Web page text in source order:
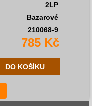
2LP
Bazarové
210068-9
785 Kč
DO KOŠÍKU